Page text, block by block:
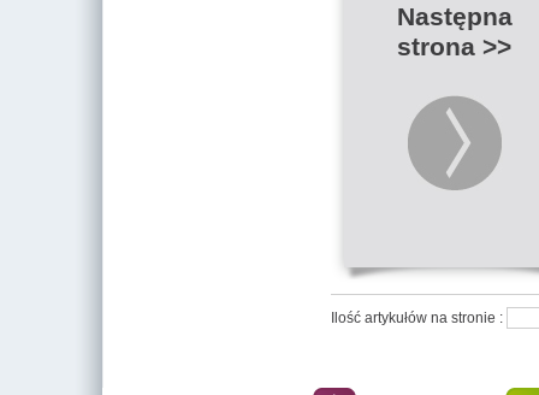
Następna
strona >>
Ilość artykułów na stronie :